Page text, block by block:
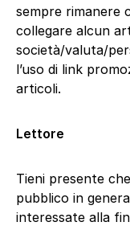
sempre rimanere
collegare alcun
società/valuta/
l’uso di link
articoli.
Lettore
Tieni presente
pubblico in
interessate alla